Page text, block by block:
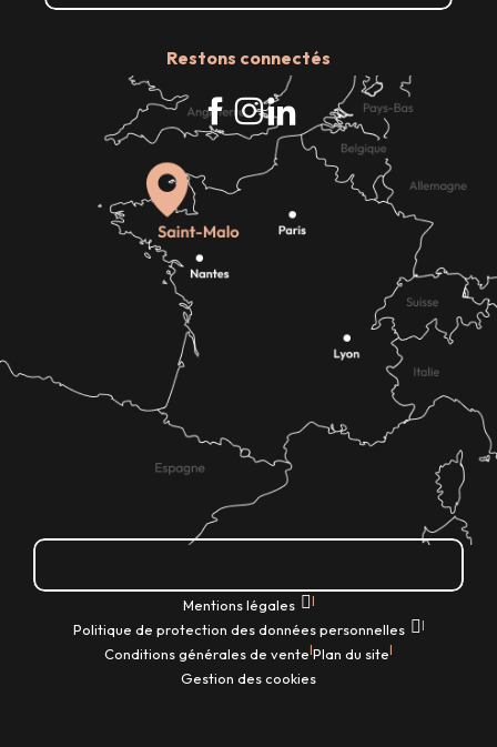
Restons connectés
Mentions légales |
Politique de protection des données personnelles |
Conditions générales de vente|Plan du site|
Gestion des cookies